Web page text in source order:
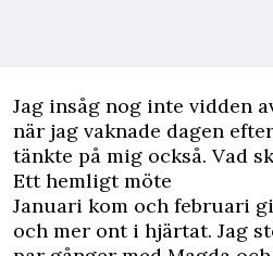
Jag insåg nog inte vidden
när jag vaknade dagen
tänkte på mig också. Vad
Ett hemligt möte
Januari kom och februari
och mer ont i hjärtat. Jag